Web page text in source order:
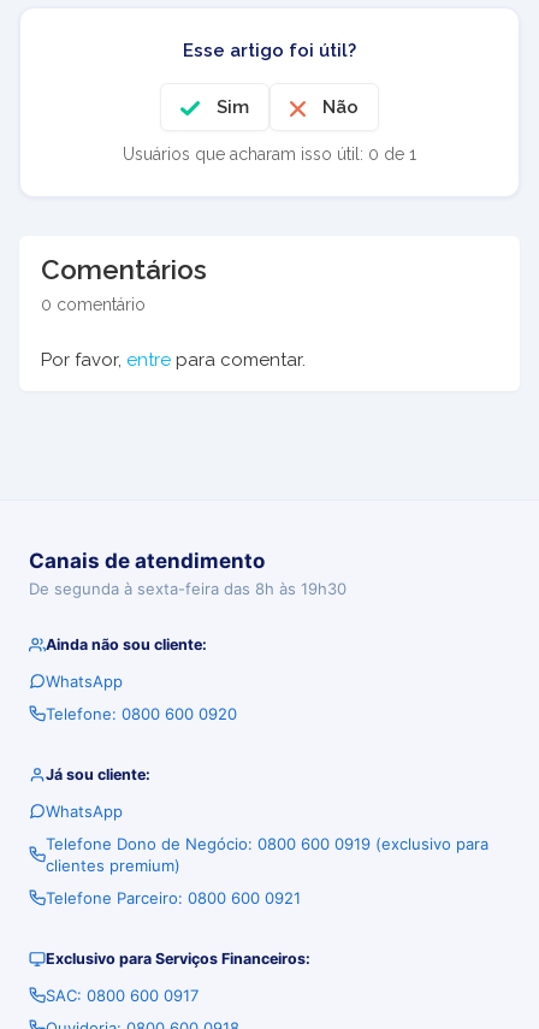
Esse artigo foi útil?
Sim Não
Usuários que acharam isso útil: 0 de 1
Comentários
0 comentário
Por favor, entre para comentar.
Canais de atendimento
De segunda à sexta-feira das 8h às 19h30
Ainda não sou cliente:
WhatsApp
Telefone: 0800 600 0920
Já sou cliente:
WhatsApp
Telefone Dono de Negócio: 0800 600 0919 (exclusivo para
clientes premium)
Telefone Parceiro: 0800 600 0921
Exclusivo para Serviços Financeiros:
SAC: 0800 600 0917